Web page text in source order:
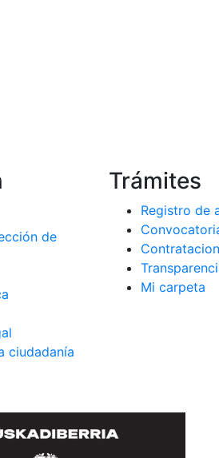
de
ciudadanía
Trámites
Registro de
Mi carpeta